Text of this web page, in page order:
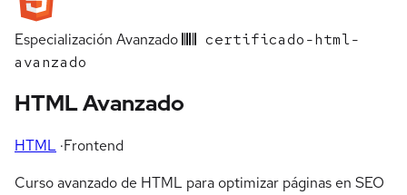
Especialización Avanzado
certificado-html-
avanzado
HTML Avanzado
HTML ·Frontend
Curso avanzado de HTML para optimizar páginas en SEO